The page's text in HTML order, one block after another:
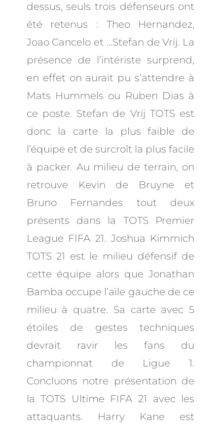
dessus, seuls trois défenseurs ont
été retenus : Theo Hernandez,
Joao Cancelo et …Stefan de Vrij. La
présence de l’intériste surprend,
en effet on aurait pu s’attendre à
Mats Hummels ou Ruben Dias à
ce poste. Stefan de Vrij TOTS est
donc la carte la plus faible de
l’équipe et de surcroît la plus facile
à packer. Au milieu de terrain, on
retrouve Kevin de Bruyne et
Bruno Fernandes tout deux
présents dans la TOTS Premier
League FIFA 21. Joshua Kimmich
TOTS 21 est le milieu défensif de
cette équipe alors que Jonathan
Bamba occupe l’aile gauche de ce
milieu à quatre. Sa carte avec 5
étoiles de gestes techniques
devrait ravir les fans du
championnat de Ligue 1.
Concluons notre présentation de
la TOTS Ultime FIFA 21 avec les
attaquants. Harry Kane est